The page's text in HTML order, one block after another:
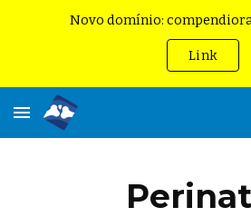
Novo domínio:
Link